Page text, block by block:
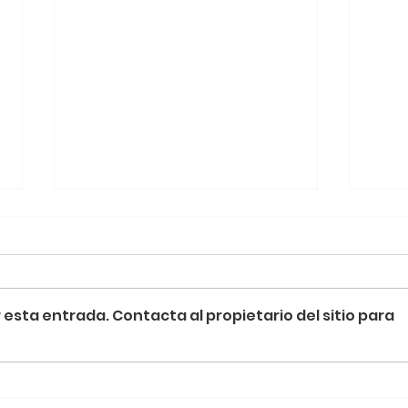
Termografía y la Revolución de la
esta entrada. Contacta al propietario del sitio para